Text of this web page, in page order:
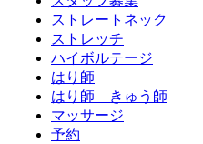
ストレートネック
ストレッチ
ハイボルテージ
はり師
はり師 きゅう師
マッサージ
予約